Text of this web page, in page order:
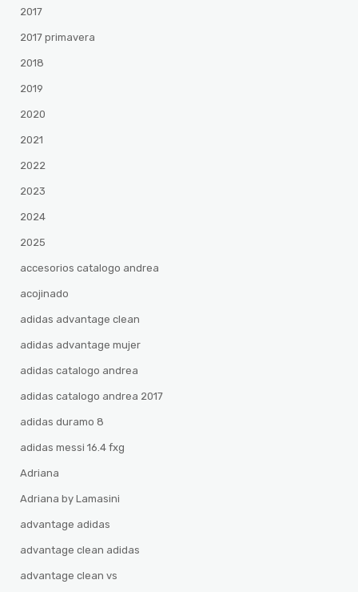
2017
2017 primavera
2018
2019
2020
2021
2022
2023
2024
2025
accesorios catalogo andrea
acojinado
adidas advantage clean
adidas advantage mujer
adidas catalogo andrea
adidas catalogo andrea 2017
adidas duramo 8
adidas messi 16.4 fxg
Adriana
Adriana by Lamasini
advantage adidas
advantage clean adidas
advantage clean vs